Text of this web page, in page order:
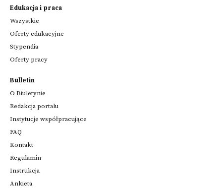
Edukacja i praca
Wszystkie
Oferty edukacyjne
Stypendia
Oferty pracy
Bulletin
O Biuletynie
Redakcja portalu
Instytucje współpracujące
FAQ
Kontakt
Regulamin
Instrukcja
Ankieta